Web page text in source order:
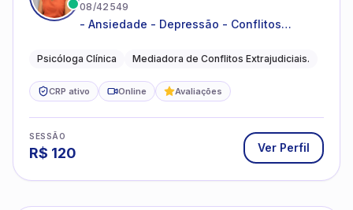
08/42549
- Ansiedade - Depressão - Conflitos
relacionamentos - Autoestima -
Psicóloga Clínica Mediadora de Conflitos Extrajudiciais.
CRP ativo Online Avaliações
SESSÃO
R$ 120 Ver Perfil